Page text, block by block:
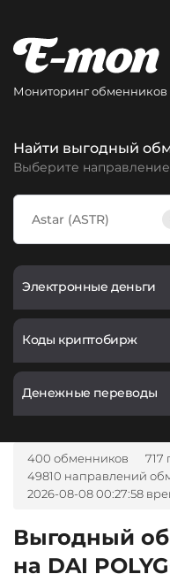
Мониторинг обменников
Найти выгодный
Выберите
Электронные деньги
Коды криптобирж
Денежные переводы
400 обменников
717
49810 направлений
2026-08-08 00:27:58
Выгодный
на DAI